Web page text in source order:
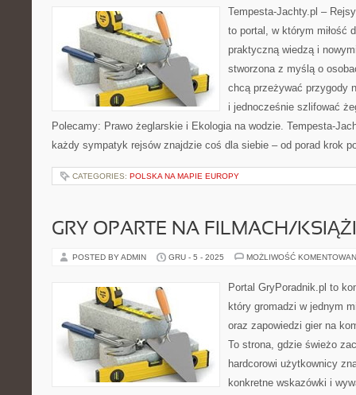
Tempesta-Jachty.pl –
to portal, w którym miłość
praktyczną wiedzą i
stworzona z myślą o
chcą przeżywać przygody
i jednocześnie szlifować
Polecamy: Prawo żeglarskie i Ekologia na wodzie. Tempesta-
każdy sympatyk rejsów znajdzie coś dla siebie – od porad krok
CATEGORIES: POLSKA NA MAPIE EUROPY
GRY OPARTE NA FILMACH/
POSTED BY ADMIN GRU - 5 - 2025 MOŻLIWOŚĆ
Portal GryPoradnik.pl to
który gromadzi w jednym
oraz zapowiedzi gier na
To strona, gdzie świeżo
hardcorowi użytkownicy
konkretne wskazówki i